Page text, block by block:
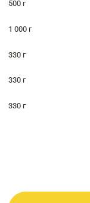
500 г
1 000 г
330 г
330 г
330 г